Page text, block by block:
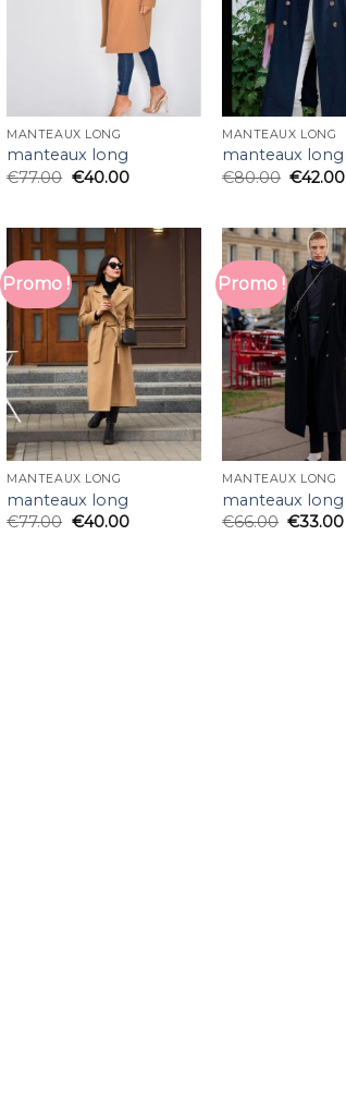
MANTEAUX LONG
manteaux long
€77.00 €40.00
MANTEAUX LONG
manteaux long
€80.00 €42.00
Promo !
MANTEAUX LONG
manteaux long
€77.00 €40.00
Promo !
MANTEAUX LONG
manteaux long
€66.00 €33.00